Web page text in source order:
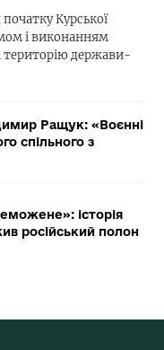
Курської
і виконанням
територію держави-
Ращук: «Воєнні
спільного з
історія
російський полон